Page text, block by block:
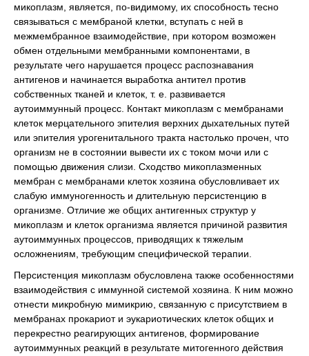
микоплазм, является, по-видимому, их способность тесно
связываться с мембраной клетки, вступать с ней в
межмембранное взаимодействие, при котором возможен
обмен отдельными мембранными компонентами, в
результате чего нарушается процесс распознавания
антигенов и начинается выработка антител против
собственных тканей и клеток, т. е. развивается
аутоиммунный процесс. Контакт микоплазм с мембранами
клеток мерцательного эпителия верхних дыхательных путей
или эпителия урогенитального тракта настолько прочен, что
организм не в состоянии вывести их с током мочи или с
помощью движения слизи. Сходство микоплазменных
мембран с мембранами клеток хозяина обусловливает их
слабую иммуногенность и длительную персистенцию в
организме. Отличие же общих антигенных структур у
микоплазм и клеток организма является причиной развития
аутоиммунных процессов, приводящих к тяжелым
осложнениям, требующим специфической терапии.
Персистенция микоплазм обусловлена также особенностями
взаимодействия с иммунной системой хозяина. К ним можно
отнести микробную мимикрию, связанную с присутствием в
мембранах прокариот и эукариотических клеток общих и
перекрестно реагирующих антигенов, формирование
аутоиммунных реакций в результате митогенного действия